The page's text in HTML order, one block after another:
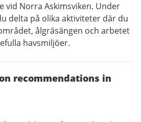
vid Norra Askimsviken. Under
delta på olika aktiviteter där du
ålgräsängen och arbetet
havsmiljöer.
recommendations in